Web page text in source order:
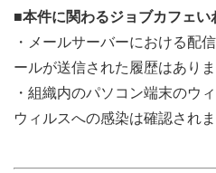
■本件に関わるジョブカフェ
・メールサーバーにおける
ールが送信された履歴はあり
・組織内のパソコン端末の
ウィルスへの感染は確認され